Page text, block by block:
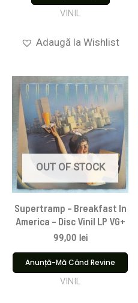
VINIL
Adaugă la Wishlist
OUT OF STOCK
Supertramp – Breakfast In
America – Disc Vinil LP VG+
99,00 lei
Anunță-Mă Când Revine
VINIL